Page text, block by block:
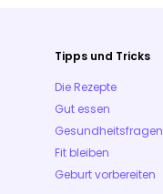
Tipps und Tricks
Die Rezepte
Gut essen
Gesundheitsfragen
Fit bleiben
Geburt vorbereiten